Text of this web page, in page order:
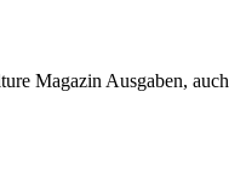
Magazin Ausgaben, auch